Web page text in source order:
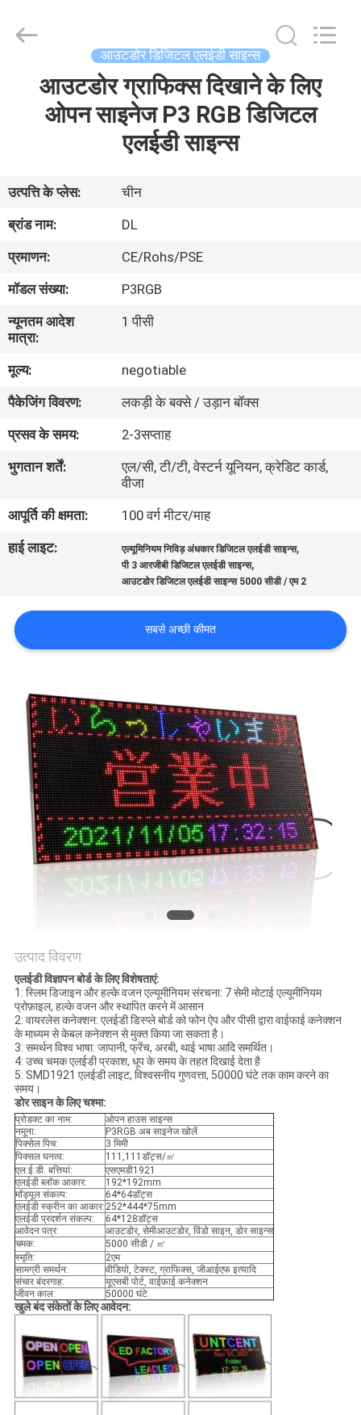
वीआर
दिखाएँ
हमारे
बारे
में
कारखाना
भ्रमण
गुणवत्ता
संपर्क
समाचार
उद्धरण
की
विनती
करे
साइटमैप
PRIVACY
LED
Co.,Ltd.
आउटडोर डिजिटल एलईडी साइन्स
आउटडोर ग्राफिक्स दिखाने के लिए
ओपन साइनेज P3 RGB डिजिटल
एलईडी साइन्स
उत्पत्ति के प्लेस:
चीन
ब्रांड नाम:
DL
प्रमाणन:
CE/Rohs/PSE
मॉडल संख्या:
P3RGB
न्यूनतम आदेश
मात्रा:
1 पीसी
मूल्य:
negotiable
पैकेजिंग विवरण:
लकड़ी के बक्से / उड़ान बॉक्स
प्रसव के समय:
2-3सप्ताह
भुगतान शर्तें:
एल/सी, टी/टी, वेस्टर्न यूनियन, क्रेडिट कार्ड,
वीजा
आपूर्ति की क्षमता:
100 वर्ग मीटर/माह
हाई लाइट:
एल्यूमिनियम निविड़ अंधकार डिजिटल एलईडी साइन्स,
पी 3 आरजीबी डिजिटल एलईडी साइन्स,
आउटडोर डिजिटल एलईडी साइन्स 5000 सीडी / एम 2
सबसे अच्छी कीमत
उत्पाद विवरण
एलईडी विज्ञापन बोर्ड के लिए विशेषताएं:
1: स्लिम डिजाइन और हल्के वजन एल्यूमीनियम संरचना: 7 सेमी मोटाई एल्यूमीनियम
प्रोफ़ाइल, हल्के वजन और स्थापित करने में आसान
2: वायरलेस कनेक्शन: एलईडी डिस्प्ले बोर्ड को फोन ऐप और पीसी द्वारा वाईफाई कनेक्शन
के माध्यम से केबल कनेक्शन से मुक्त किया जा सकता है।
3: समर्थन विश्व भाषा: जापानी, फ्रेंच, अरबी, थाई भाषा आदि समर्थित।
4: उच्च चमक एलईडी प्रकाश, धूप के समय के तहत दिखाई देता है
5: SMD1921 एलईडी लाइट, विश्वसनीय गुणवत्ता, 50000 घंटे तक काम करने का
समय।
डोर साइन के लिए चश्मा:
प्रोडक्ट का नाम:
ओपन हाउस साइन्स
नमूना:
P3RGB अब साइनेज खोलें
पिक्सेल पिच:
3 मिमी
पिक्सल घनत्व:
111,111डॉट्स/㎡
एल.ई.डी. बत्तियां:
एसएमडी1921
एलईडी ब्लॉक आकार:
192*192mm
मॉड्यूल संकल्प:
64*64डॉट्स
एलईडी स्क्रीन का आकार: 252*444*75mm
एलईडी प्रदर्शन संकल्प:
64*128डॉट्स
आवेदन पत्र:
आउटडोर, सेमीआउटडोर, विंडो साइन, डोर साइन्स
चमक:
5000 सीडी / ㎡
स्मृति:
2एम
सामग्री समर्थन:
वीडियो, टेक्स्ट, ग्राफिक्स, जीआईएफ इत्यादि
संचार बंदरगाह:
यूएसबी पोर्ट, वाईफ़ाई कनेक्शन
जीवन काल:
50000 घंटे
खुले बंद संकेतों के लिए आवेदन: